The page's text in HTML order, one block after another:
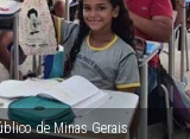
de Minas Gerais